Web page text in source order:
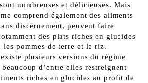
nombreuses et délicieuses. Mais
comprend également des aliments
discernement, peuvent faire
des plats riches en glucides
les pommes de terre et le riz.
plusieurs versions du régime
d’entre elles restreignent
riches en glucides au profit de